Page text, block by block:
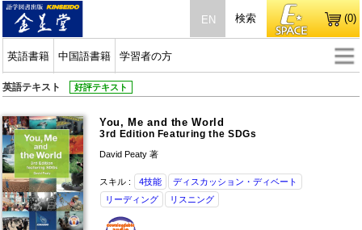
EN
英語書籍 中国語書籍 学習者の方
検索 (0)
英語テキスト 好評テキスト
You, Me and the World
3rd Edition Featuring the SDGs
David Peaty 著
スキル : 4技能
ディスカッション・ディベート
リーディング
リスニング